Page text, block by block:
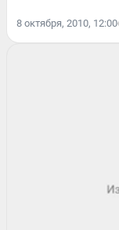
8 октября, 2010, 12:00